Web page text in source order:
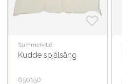
Summerville
Kudde spjälsäng
650150